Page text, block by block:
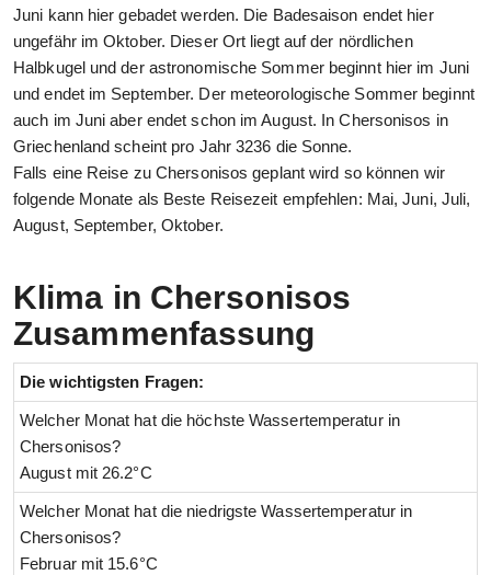
Juni kann hier gebadet werden. Die Badesaison endet hier
ungefähr im Oktober. Dieser Ort liegt auf der nördlichen
Halbkugel und der astronomische Sommer beginnt hier im Juni
und endet im September. Der meteorologische Sommer beginnt
auch im Juni aber endet schon im August. In Chersonisos in
Griechenland scheint pro Jahr 3236 die Sonne.
Falls eine Reise zu Chersonisos geplant wird so können wir
folgende Monate als Beste Reisezeit empfehlen: Mai, Juni, Juli,
August, September, Oktober.
Klima in Chersonisos
Zusammenfassung
Die wichtigsten Fragen:
Welcher Monat hat die höchste Wassertemperatur in
Chersonisos?
August mit 26.2°C
Welcher Monat hat die niedrigste Wassertemperatur in
Chersonisos?
Februar mit 15.6°C